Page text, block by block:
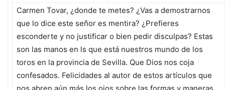
Carmen Tovar, ¿donde te metes? ¿Vas a demostrarnos
que lo dice este señor es mentira? ¿Prefieres
esconderte y no justificar o bien pedir disculpas? Estas
son las manos en ls que está nuestros mundo de los
toros en la provincia de Sevilla. Que Dios nos coja
confesados. Felicidades al autor de estos artículos que